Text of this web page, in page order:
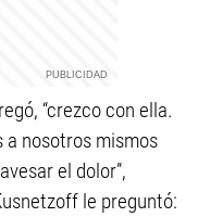
“crezco con ella.
a nosotros mismos
el dolor”,
le preguntó: